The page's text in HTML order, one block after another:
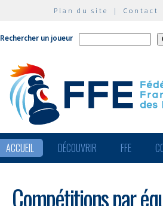
Plan du site | Contact
Rechercher un joueur
ACCUEIL DÉCOUVRIR FFE
Compétitions par